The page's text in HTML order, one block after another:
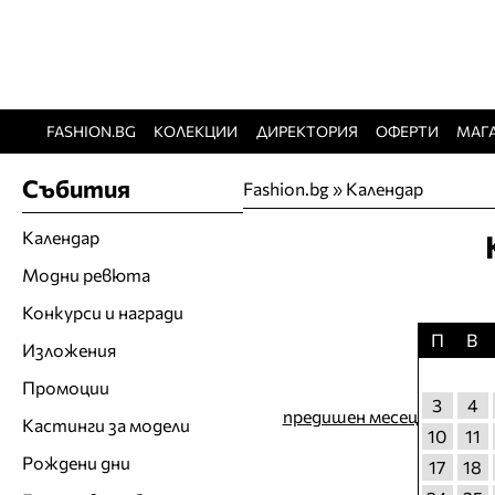
FASHION.BG КОЛЕКЦИИ ДИРЕКТОРИЯ ОФЕРТИ
Fashion.bg» Календар
предишен месец
П
В
3
4
10
11
17
18
Събития
Календар
Модни ревюта
Конкурси и награди
Изложения
Промоции
Кастинги за модели
Рождени дни